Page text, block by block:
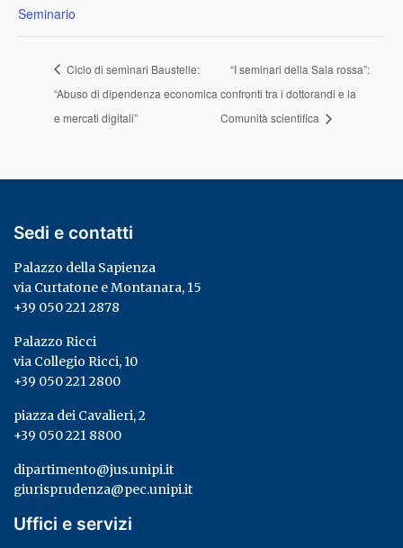
Seminario
Ciclo di seminari Baustelle:
“Abuso di dipendenza economica
e mercati digitali”
“I seminari della Sala rossa”:
confronti tra i dottorandi e la
Comunità scientifica
Sedi e contatti
Palazzo della Sapienza
via Curtatone e Montanara, 15
+39 050 221 2878
Palazzo Ricci
via Collegio Ricci, 10
+39 050 221 2800
piazza dei Cavalieri, 2
+39 050 221 8800
dipartimento@jus.unipi.it
giurisprudenza@pec.unipi.it
Uffici e servizi